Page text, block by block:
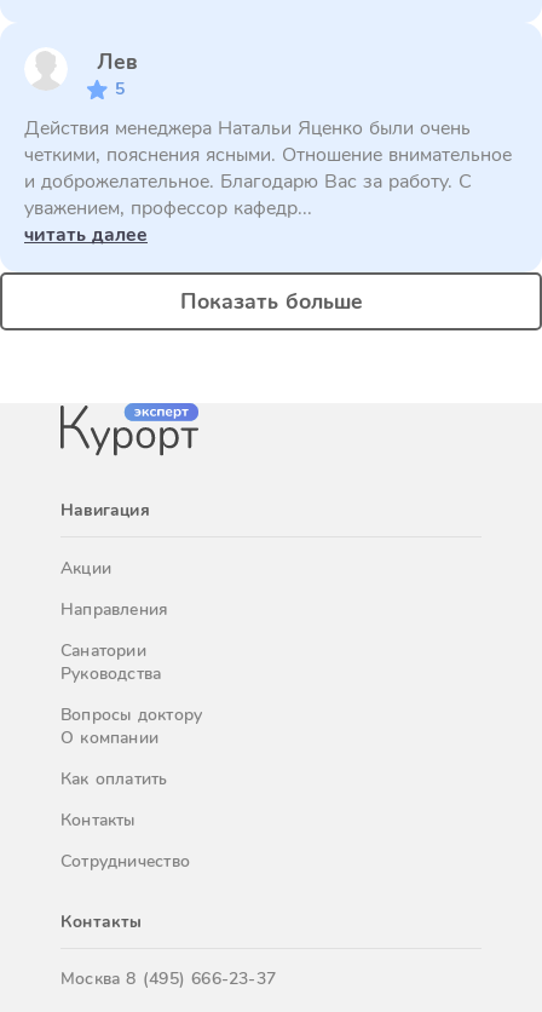
Лев
5
Действия менеджера Натальи Яценко были очень
четкими, пояснения ясными. Отношение внимательное
и доброжелательное. Благодарю Вас за работу. С
уважением, профессор кафедр...
читать далее
Показать больше
Навигация
Акции
Направления
Санатории
Руководства
Вопросы доктору
О компании
Как оплатить
Контакты
Сотрудничество
Контакты
Москва8 (495) 666-23-37